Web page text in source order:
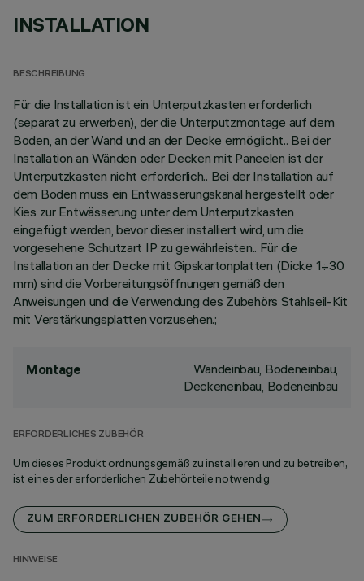
INSTALLATION
BESCHREIBUNG
Für die Installation ist ein Unterputzkasten erforderlich
(separat zu erwerben), der die Unterputzmontage auf dem
Boden, an der Wand und an der Decke ermöglicht.. Bei der
Installation an Wänden oder Decken mit Paneelen ist der
Unterputzkasten nicht erforderlich.. Bei der Installation auf
dem Boden muss ein Entwässerungskanal hergestellt oder
Kies zur Entwässerung unter dem Unterputzkasten
eingefügt werden, bevor dieser installiert wird, um die
vorgesehene Schutzart IP zu gewährleisten.. Für die
Installation an der Decke mit Gipskartonplatten (Dicke 1÷30
mm) sind die Vorbereitungsöffnungen gemäß den
Anweisungen und die Verwendung des Zubehörs Stahlseil-Kit
mit Verstärkungsplatten vorzusehen.;
Montage
Wandeinbau, Bodeneinbau,
Deckeneinbau, Bodeneinbau
ERFORDERLICHES ZUBEHÖR
Um dieses Produkt ordnungsgemäß zu installieren und zu betreiben,
ist eines der erforderlichen Zubehörteile notwendig
ZUM ERFORDERLICHEN ZUBEHÖR GEHEN
HINWEISE